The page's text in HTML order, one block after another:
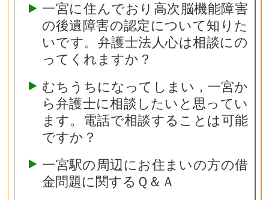
一宮に住んでおり高次脳機能障害
の後遺障害の認定について知りた
いです。弁護士法人心は相談にの
ってくれますか？
むちうちになってしまい，一宮か
ら弁護士に相談したいと思ってい
ます。電話で相談することは可能
ですか？
一宮駅の周辺にお住まいの方の借
金問題に関するＱ＆Ａ